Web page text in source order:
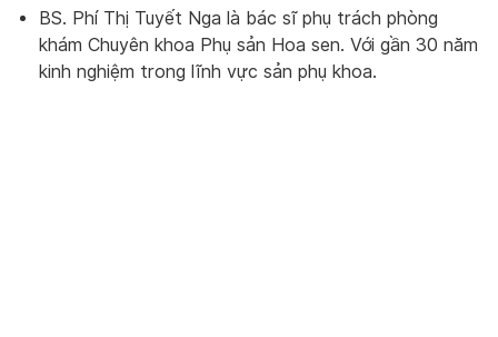
BS. Phí Thị Tuyết Nga là bác sĩ phụ trách phòng
khám Chuyên khoa Phụ sản Hoa sen. Với gần 30 năm
kinh nghiệm trong lĩnh vực sản phụ khoa.